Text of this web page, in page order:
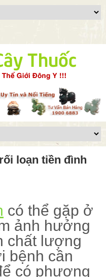
loạn tiền đình
có thể gặp ở
ảnh hưởng
chất lượng
bệnh cần
có phương